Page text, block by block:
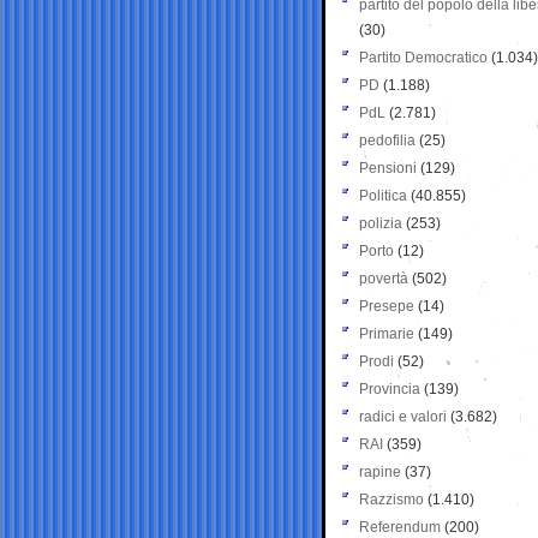
partito del popolo della
(30)
Partito Democratico (1.034)
PD (1.188)
PdL (2.781)
pedofilia (25)
Pensioni (129)
Politica (40.855)
polizia (253)
Porto (12)
povertà (502)
Presepe (14)
Primarie (149)
Prodi (52)
Provincia (139)
radici e valori (3.682)
RAI (359)
rapine (37)
Razzismo (1.410)
Referendum (200)